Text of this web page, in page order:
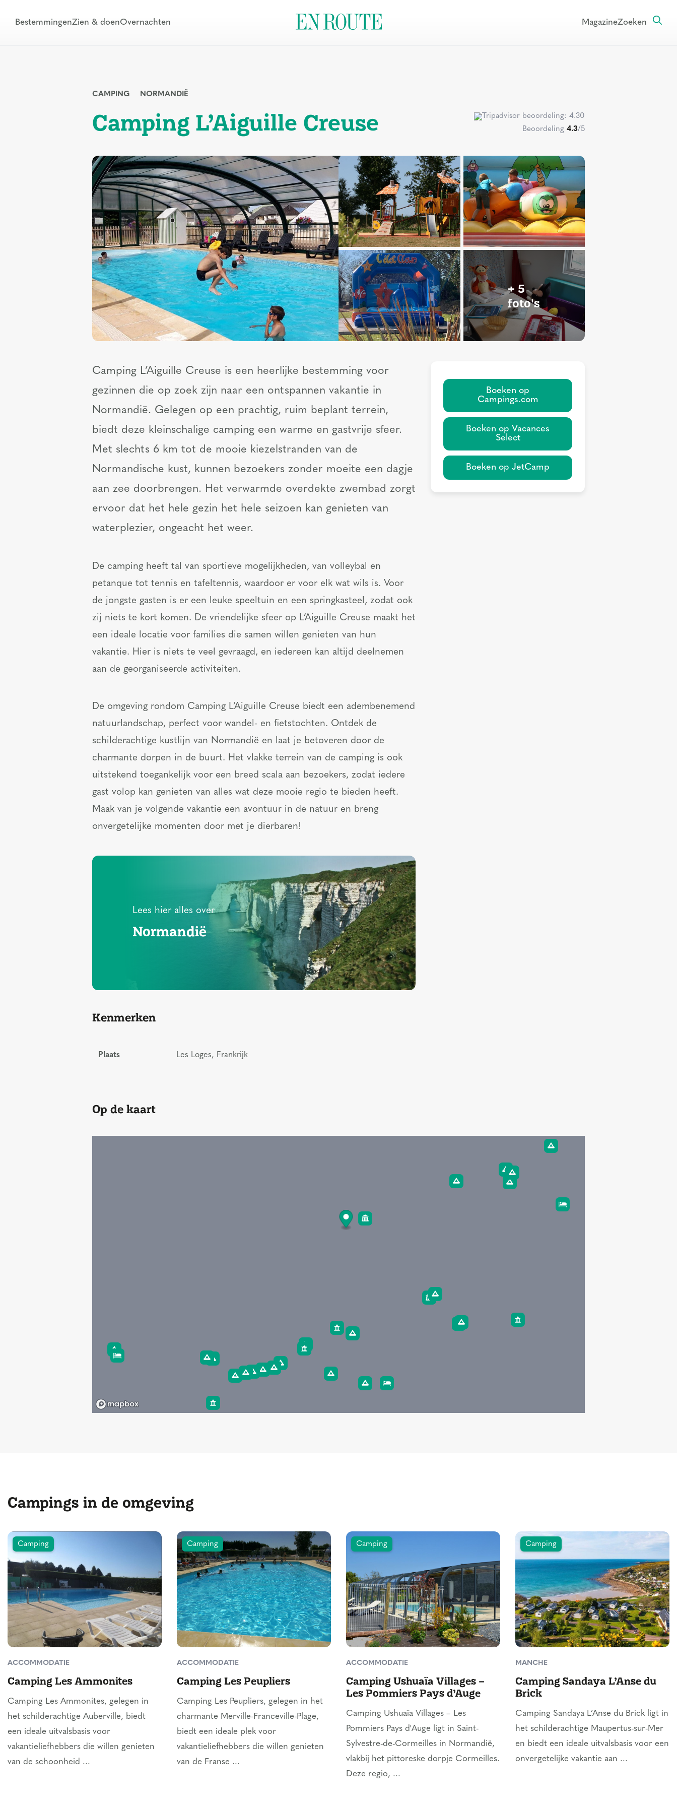
BestemmingenZien & doenOvernachten MagazineZoeken
CAMPING NORMANDIË
Camping L’Aiguille Creuse Beoordeling 4.3/5
+ 5
foto's
Camping L’Aiguille Creuse is een heerlijke bestemming voor
gezinnen die op zoek zijn naar een ontspannen vakantie in
Normandië. Gelegen op een prachtig, ruim beplant terrein,
biedt deze kleinschalige camping een warme en gastvrije sfeer.
Met slechts 6 km tot de mooie kiezelstranden van de
Normandische kust, kunnen bezoekers zonder moeite een dagje
aan zee doorbrengen. Het verwarmde overdekte zwembad zorgt
ervoor dat het hele gezin het hele seizoen kan genieten van
waterplezier, ongeacht het weer.
De camping heeft tal van sportieve mogelijkheden, van volleybal en
petanque tot tennis en tafeltennis, waardoor er voor elk wat wils is. Voor
de jongste gasten is er een leuke speeltuin en een springkasteel, zodat ook
zij niets te kort komen. De vriendelijke sfeer op L’Aiguille Creuse maakt het
een ideale locatie voor families die samen willen genieten van hun
vakantie. Hier is niets te veel gevraagd, en iedereen kan altijd deelnemen
aan de georganiseerde activiteiten.
De omgeving rondom Camping L’Aiguille Creuse biedt een adembenemend
natuurlandschap, perfect voor wandel- en fietstochten. Ontdek de
schilderachtige kustlijn van Normandië en laat je betoveren door de
charmante dorpen in de buurt. Het vlakke terrein van de camping is ook
uitstekend toegankelijk voor een breed scala aan bezoekers, zodat iedere
gast volop kan genieten van alles wat deze mooie regio te bieden heeft.
Maak van je volgende vakantie een avontuur in de natuur en breng
onvergetelijke momenten door met je dierbaren!
Lees hier alles over
Normandië
Kenmerken
Plaats Les Loges, Frankrijk
Boeken op
Campings.com
Boeken op Vacances
Select
Boeken op JetCamp
Op de kaart
Campings in de omgeving
Camping
ACCOMMODATIE
Camping Les Ammonites
Camping Les Ammonites, gelegen in
het schilderachtige Auberville, biedt
een ideale uitvalsbasis voor
vakantieliefhebbers die willen genieten
van de schoonheid ...
Camping
ACCOMMODATIE
Camping Les Peupliers
Camping Les Peupliers, gelegen in het
charmante Merville-Franceville-Plage,
biedt een ideale plek voor
vakantieliefhebbers die willen genieten
van de Franse ...
Camping
ACCOMMODATIE
Camping Ushuaïa Villages –
Les Pommiers Pays d’Auge
Camping Ushuaïa Villages – Les
Pommiers Pays d'Auge ligt in Saint-
Sylvestre-de-Cormeilles in Normandië,
vlakbij het pittoreske dorpje Cormeilles.
Deze regio, ...
Camping
MANCHE
Camping Sandaya L’Anse du
Brick
Camping Sandaya L’Anse du Brick ligt in
het schilderachtige Maupertus-sur-Mer
en biedt een ideale uitvalsbasis voor een
onvergetelijke vakantie aan ...